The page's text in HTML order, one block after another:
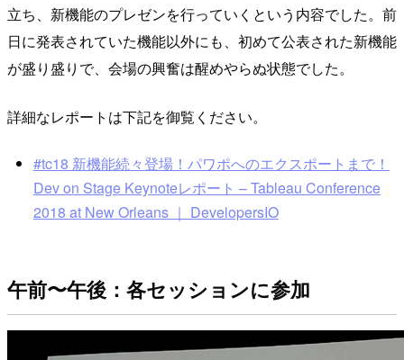
立ち、新機能のプレゼンを行っていくという内容でした。前
日に発表されていた機能以外にも、初めて公表された新機能
が盛り盛りで、会場の興奮は醒めやらぬ状態でした。
詳細なレポートは下記を御覧ください。
#tc18 新機能続々登場！パワポへのエクスポートまで！
Dev on Stage Keynoteレポート – Tableau Conference
2018 at New Orleans ｜ DevelopersIO
午前〜午後：各セッションに参加